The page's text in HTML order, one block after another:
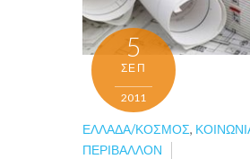
5
ΣΕΠ
2011
ΕΛΛΆΔΑ/ΚΌΣΜΟΣ,
ΠΕΡΙΒΆΛΛΟΝ